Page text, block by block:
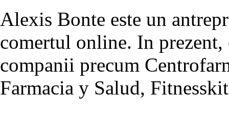
Alexis Bonte este un
comertul online. In prezent,
companii precum
Farmacia y Salud,